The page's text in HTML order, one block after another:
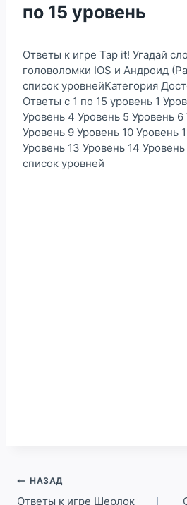
по 15 уровень
Ответы к игре Tap it! Угадай
головоломки IOS и Андроид
список уровнейКатегория
Ответы с 1 по 15 уровень 1
Уровень 4 Уровень 5 Уровень
Уровень 9 Уровень 10 Уровень
Уровень 13 Уровень 14
список уровней
Навигация
по
НАЗАД
Ответы к игре Шерлок